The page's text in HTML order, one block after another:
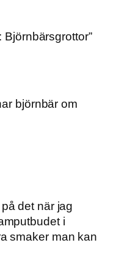
Björnbärsgrottor”
björnbär om
det när jag
i
smaker man kan